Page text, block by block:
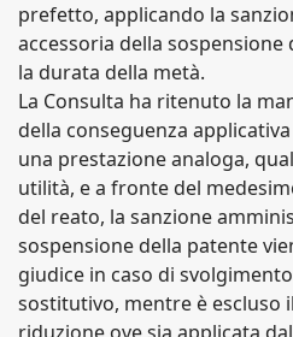
prefetto, applicando la
accessoria della
la durata della metà.
La Consulta ha ritenuto la
della conseguenza
una prestazione analoga,
utilità, e a fronte del
del reato, la sanzione
sospensione della patente
giudice in caso di
sostitutivo, mentre è escluso